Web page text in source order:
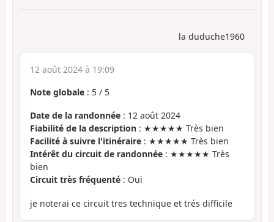
la duduche1960
12 août 2024 à 19:09
Note globale : 5 / 5
Date de la randonnée : 12 août 2024
Fiabilité de la description : ★★★★★ Très bien
Facilité à suivre l'itinéraire : ★★★★★ Très bien
Intérêt du circuit de randonnée : ★★★★★ Très
bien
Circuit très fréquenté : Oui
je noterai ce circuit tres technique et trés difficile